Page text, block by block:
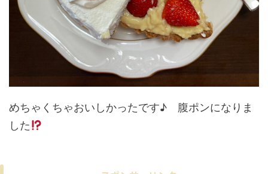
めちゃくちゃおいしかったです♪ 腹ポンになりま
した